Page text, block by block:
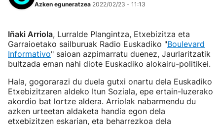
Azken eguneratzea 2022/02/23 - 11:13
Iñaki Arriola, Lurralde Plangintza, Etxebizitza eta
Garraioetako sailburuak Radio Euskadiko "Boulevard
Informativo" saioan azpimarratu duenez, Jaurlaritzatik
bultzada eman nahi diote Euskadiko alokairu-politikei.
Hala, gogorarazi du duela gutxi onartu dela Euskadiko
Etxebizitzaren aldeko Itun Soziala, epe ertain-luzerako
akordio bat lortze aldera. Arriolak nabarmendu du
azken urteetan aldaketa handia egon dela
etxebizitzen eskarian, eta beharrezkoa dela